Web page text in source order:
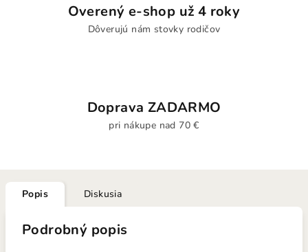
Overený e-shop už 4 roky
Dôverujú nám stovky rodičov
Doprava ZADARMO
pri nákupe nad 70 €
Popis Diskusia
Podrobný popis